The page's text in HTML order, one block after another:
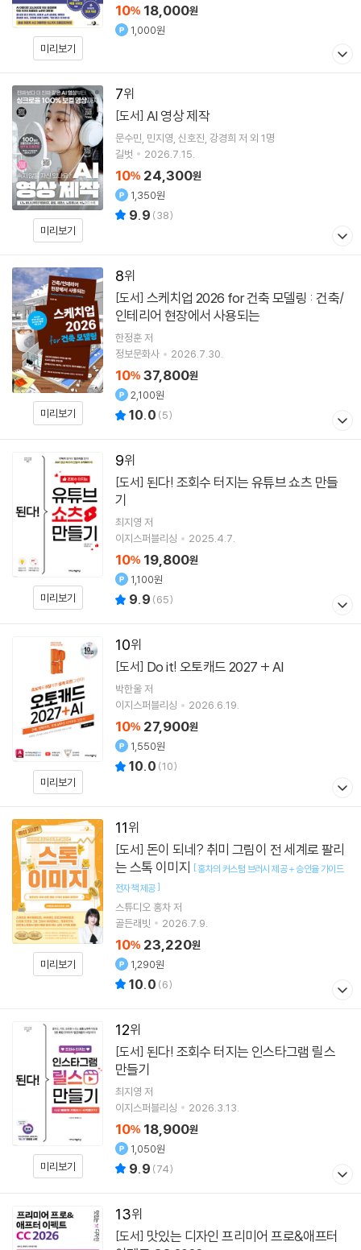
미리보기
10% 18,000원
1,000원
7
미리보기
[도서] AI 영상 제작
문수민 민지영 신호진 강경희 저 외 1명
길벗
2026.7.15.
10% 24,300원
1,350원
9.9 (38)
8
미리보기
[도서]
인테리어 현장에서 사용되는
한정훈저
정보문화사
2026.7.30.
10% 37,800원
2,100원
10.0 (5)
9
미리보기
[도서]
기
최지영 저
이지스퍼블리싱
2025.4.7.
10% 19,800원
1,100원
9.9 (65)
10
미리보기
[도서] Do it! 오토캐드 2027 + AI
박한울저
이지스퍼블리싱
2026.6.19.
10% 27,900원
1,550원
10.0 (10)
11
미리보기
[도서]
는 스톡 이미지 [홍차의 커스텀 브러시 제공＋승인율 가이드
전자책 제공]
스튜디오 홍차저
골든래빗
2026.7.9.
10% 23,220원
1,290원
10.0 (6)
12
미리보기
[도서]
만들기
최지영 저
이지스퍼블리싱
2026.3.13.
10% 18,900원
1,050원
9.9 (74)
13
[도서]